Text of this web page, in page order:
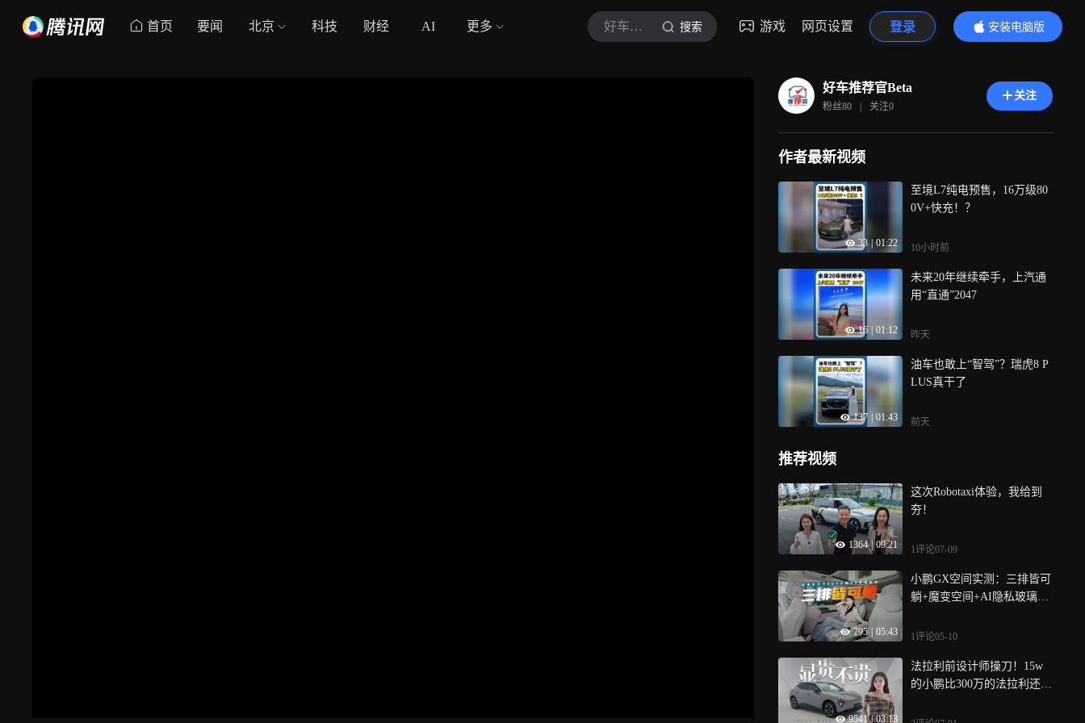
首页 要闻 北京 科技 财经 AI 更多 好车推荐官Beta 搜索 游戏 网页设置 登录
安装电脑版
内容更精彩
好车推荐官Beta
粉丝80 | 关注0
关注
作者最新视频
33 01:22
至境L7纯电预售，16万级80
0V+快充！？
10小时前
16 01:12
未来20年继续牵手，上汽通
用“直通”2047
昨天
137 01:43
油车也敢上“智驾”？瑞虎8 P
LUS真干了
前天
推荐视频
1364 | 09:21
这次Robotaxi体验，我给到
夯！
1评论07-09
795 05:43
小鹏GX空间实测：三排皆可
躺+魔变空间+AI隐私玻璃，
1评论05-10
9541 | 03:13
法拉利前设计师操刀！15w
的小鹏比300万的法拉利还好